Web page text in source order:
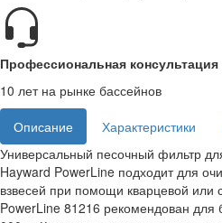
Профессиональная консультация
10 лет на рынке бассейнов
Описание
Характеристики
Универсальный песочный фильтр
Hayward PowerLine подходит для
взвесей при помощи кварцевой или
PowerLine 81216 рекомендован